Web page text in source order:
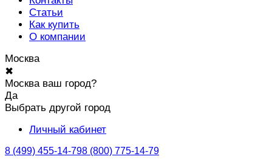
Статьи
Как купить
О компании
Москва
✖
Москва ваш город?
Да
Выбрать другой город
Личный кабинет
8 (499) 455-14-798 (800) 775-14-79